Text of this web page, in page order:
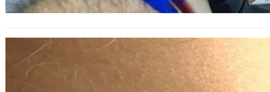
РЗИ отчете ръст на случаите на
ухапани от кърлежи във Варна